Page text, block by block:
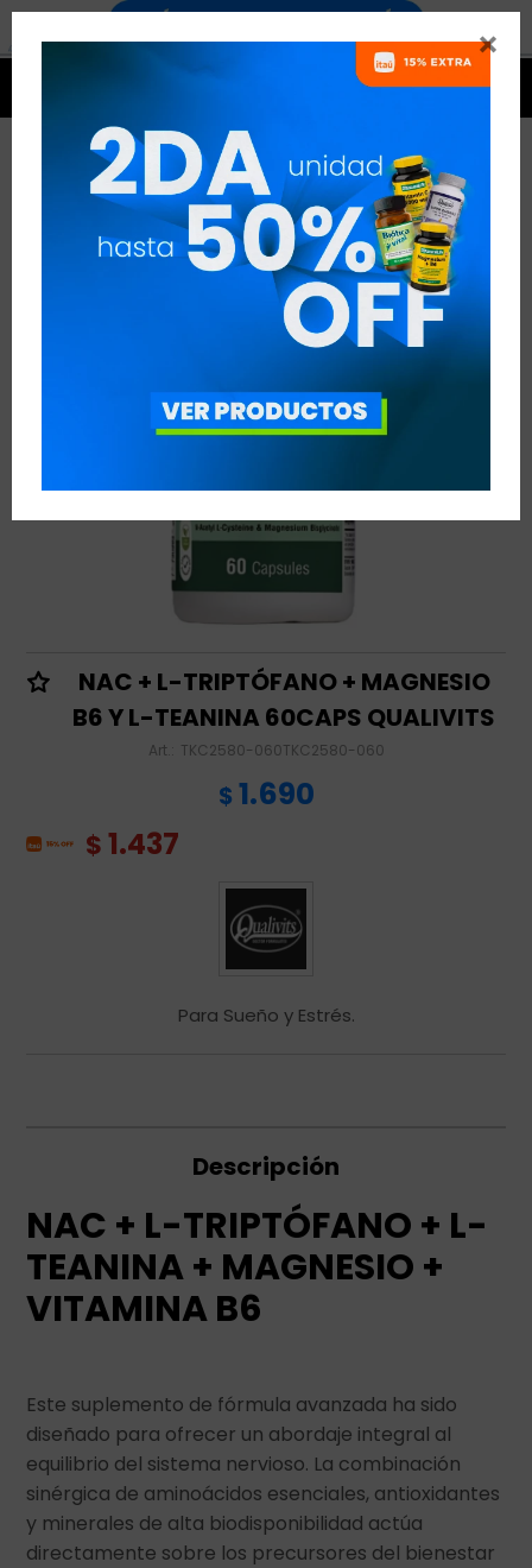

NAC + L-TRIPTÓFANO + MAGNESIO
B6 Y L-TEANINA 60CAPS QUALIVITS
TKC2580-060TKC2580-060
$ 1.690
$ 1.437
Para Sueño y Estrés.
Descripción
NAC + L-TRIPTÓFANO + L-
TEANINA + MAGNESIO +
VITAMINA B6
Este suplemento de fórmula avanzada ha sido
diseñado para ofrecer un abordaje integral al
equilibrio del sistema nervioso. La combinación
sinérgica de aminoácidos esenciales, antioxidantes
y minerales de alta biodisponibilidad actúa
directamente sobre los precursores del bienestar